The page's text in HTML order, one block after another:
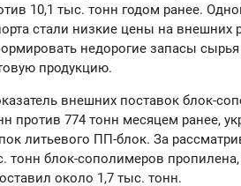
10,1 тыс. тонн годом ранее.
стали низкие цены на внешних
недорогие запасы
продукцию.
внешних поставок блок-
против 774 тонн месяцем ранее,
литьевого ПП-блок. За
тонн блок-сополимеров пропилена,
около 1,7 тыс. тонн.